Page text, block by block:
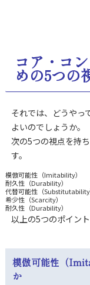
コア・コ
めの5つの
それでは、どうやっ
よいのでしょうか。
次の5つの視点を持
す。
模倣可能性（Imitability）
耐久性（Durability）
代替可能性（Substitutability
希少性（Scarcity）
耐久性（Durability）
以上の5つのポイン
模倣可能性（
か